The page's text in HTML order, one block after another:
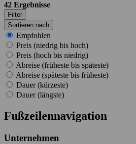
42 Ergebnisse
Filter
Sortieren nach
Empfohlen
Preis (niedrig bis hoch)
Preis (hoch bis niedrig)
Abreise (früheste bis späteste)
Abreise (späteste bis früheste)
Dauer (kürzeste)
Dauer (längste)
Fußzeilennavigation
Unternehmen